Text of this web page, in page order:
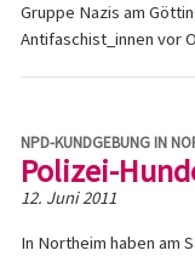
Gruppe Nazis am
Antifaschist_innen vor
NPD-KUNDGEBUNG IN
Polizei-
12. Juni 2011
In Northeim haben am